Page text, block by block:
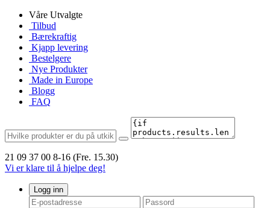
Våre Utvalgte
Tilbud
Bærekraftig
Kjapp levering
Bestelgere
Nye Produkter
Made in Europe
Blogg
FAQ
21 09 37 00 8-16 (Fre. 15.30)
Vi er klare til å hjelpe deg!
Logg inn